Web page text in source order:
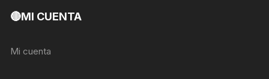
🔴MI CUENTA
Mi cuenta